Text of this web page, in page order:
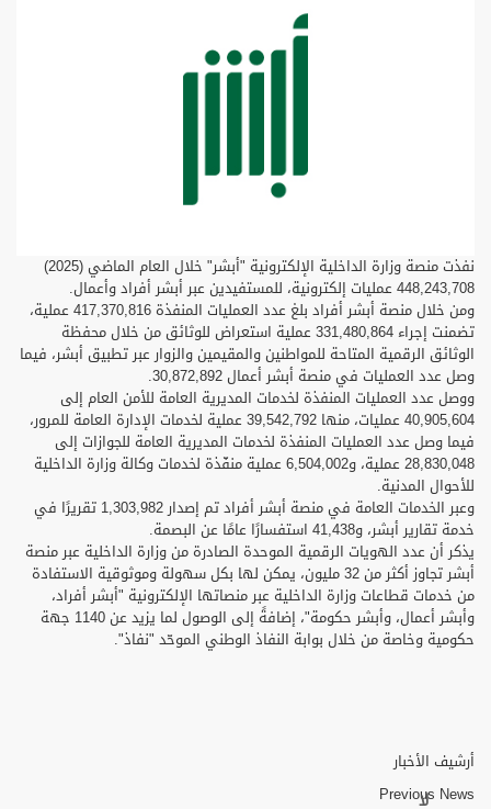
نفذت منصة وزارة الداخلية الإلكترونية "أبشر" خلال العام الماضي (2025)
448,243,708 عمليات إلكترونية، للمستفيدين عبر أبشر أفراد وأعمال.
ومن خلال منصة أبشر أفراد بلغ عدد العمليات المنفذة 417,370,816 عملية،
تضمنت إجراء 331,480,864 عملية استعراض للوثائق من خلال محفظة
الوثائق الرقمية المتاحة للمواطنين والمقيمين والزوار عبر تطبيق أبشر، فيما
وصل عدد العمليات في منصة أبشر أعمال 30,872,892.
ووصل عدد العمليات المنفذة لخدمات المديرية العامة للأمن العام إلى
40,905,604 عمليات، منها 39,542,792 عملية لخدمات الإدارة العامة للمرور،
فيما وصل عدد العمليات المنفذة لخدمات المديرية العامة للجوازات إلى
28,830,048 عملية، و6,504,002 عملية منفّذة لخدمات وكالة وزارة الداخلية
للأحوال المدنية.
وعبر الخدمات العامة في منصة أبشر أفراد تم إصدار 1,303,982 تقريرًا في
خدمة تقارير أبشر، و41,438 استفسارًا عامًا عن البصمة.
يذكر أن عدد الهويات الرقمية الموحدة الصادرة من وزارة الداخلية عبر منصة
أبشر تجاوز أكثر من 32 مليون، يمكن لها بكل سهولة وموثوقية الاستفادة
من خدمات قطاعات وزارة الداخلية عبر منصاتها الإلكترونية "أبشر أفراد،
وأبشر أعمال، وأبشر حكومة"، إضافةً إلى الوصول لما يزيد عن 1140 جهة
حكومية وخاصة من خلال بوابة النفاذ الوطني الموحّد "نفاذ".
أرشيف الأخبار
Previous News